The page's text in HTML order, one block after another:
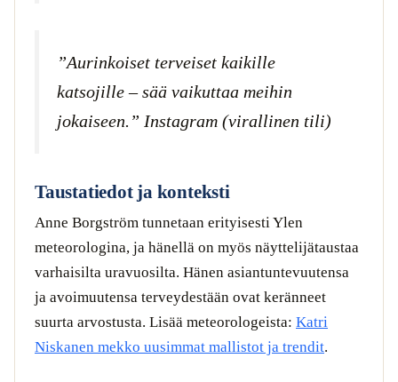
”Aurinkoiset terveiset kaikille
katsojille – sää vaikuttaa meihin
jokaiseen.” Instagram (virallinen tili)
Taustatiedot ja konteksti
Anne Borgström tunnetaan erityisesti Ylen
meteorologina, ja hänellä on myös näyttelijätaustaa
varhaisilta uravuosilta. Hänen asiantuntevuutensa
ja avoimuutensa terveydestään ovat keränneet
suurta arvostusta. Lisää meteorologeista: Katri
Niskanen mekko uusimmat mallistot ja trendit.